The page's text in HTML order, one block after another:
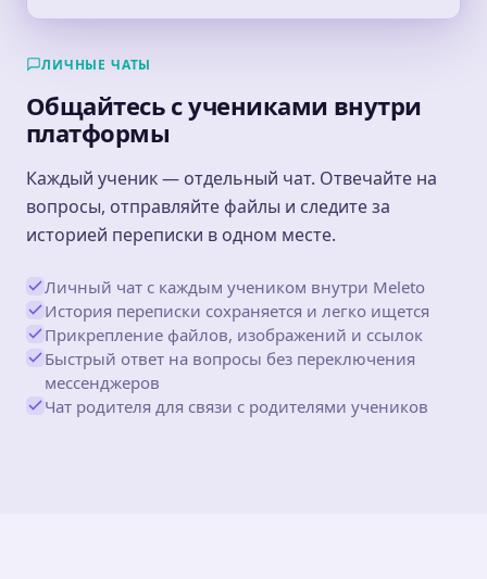
ЛИЧНЫЕ ЧАТЫ
Общайтесь с учениками внутри
платформы
Каждый ученик — отдельный чат. Отвечайте на
вопросы, отправляйте файлы и следите за
историей переписки в одном месте.
Личный чат с каждым учеником внутри Meleto
История переписки сохраняется и легко ищется
Прикрепление файлов, изображений и ссылок
Быстрый ответ на вопросы без переключения
мессенджеров
Чат родителя для связи с родителями учеников